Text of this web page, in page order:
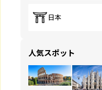
日本
人気スポット